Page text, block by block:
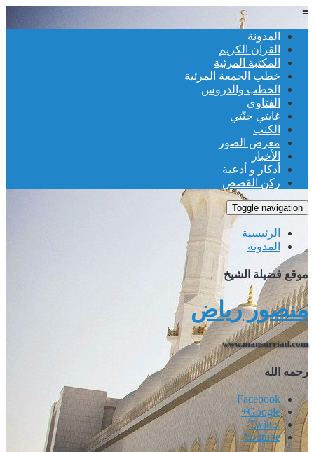
≡
المدونة
القرآن الكريم
المكتبة المرئية
خطب الجمعة المرئية
الخطب والدروس
الفتاوى
غايتي جنّتي
الكتب
معرض الصور
الأخبار
أذكار و أدعية
ركن القصص
Toggle navigation
الرئيسية
المدونة
موقع فضيلة الشيخ
منصور رياض
www.mansurriad.com
رحمه الله
Facebook
Google+
Twitter
Youtube